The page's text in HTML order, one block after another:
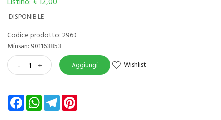
DISPONIBILE
Codice prodotto: 2960
Minsan: 901163853
- + Aggiungi Wishlist
FacebookWhatsAppTelegram